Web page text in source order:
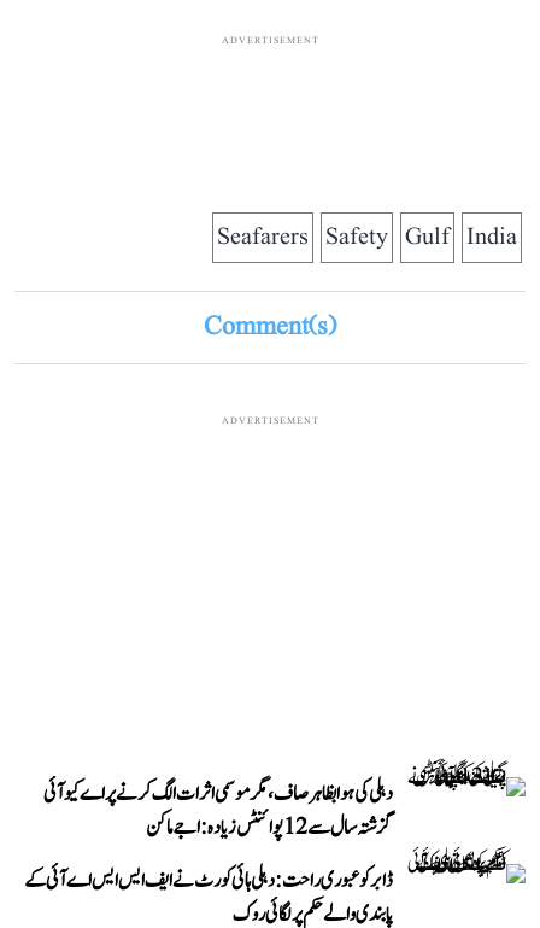
ADVERTISEMENT
India
Gulf
Safety
Seafarers
Comment(s)
ADVERTISEMENT
دہلی کی ہوا بظاہر صاف، مگر موسمی اثرات الگ کرنے پر اے کیو آئی
گزشتہ سال سے 12 پوائنٹس زیادہ: اجے ماکن
ڈابر کو عبوری راحت: دہلی ہائی کورٹ نے ایف ایس ایس اے آئی کے
پابندی والے حکم پر لگائی روک